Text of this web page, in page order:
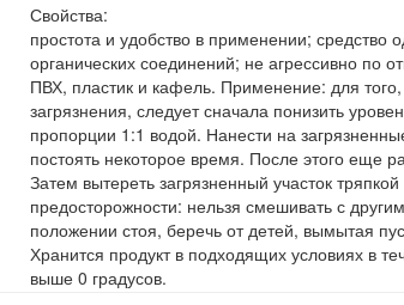
Свойства:
простота и удобство в применении;
органических соединений; не агрессивно по
ПВХ, пластик и кафель. Применение: для
загрязнения, следует сначала понизить
пропорции 1:1 водой. Нанести на
постоять некоторое время. После этого еще
Затем вытереть загрязненный участок
предосторожности: нельзя смешивать с
положении стоя, беречь от детей, вымытая
Хранится продукт в подходящих условиях в
выше 0 градусов.